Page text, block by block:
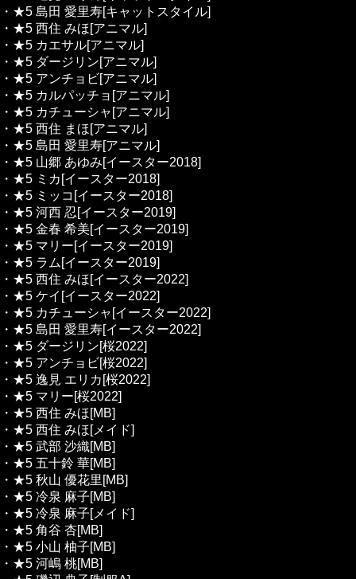
・★5 島田 愛里寿[キャットスタイル]
・★5 西住 みほ[アニマル]
・★5 カエサル[アニマル]
・★5 ダージリン[アニマル]
・★5 アンチョビ[アニマル]
・★5 カルパッチョ[アニマル]
・★5 カチューシャ[アニマル]
・★5 西住 まほ[アニマル]
・★5 島田 愛里寿[アニマル]
・★5 山郷 あゆみ[イースター2018]
・★5 ミカ[イースター2018]
・★5 ミッコ[イースター2018]
・★5 河西 忍[イースター2019]
・★5 金春 希美[イースター2019]
・★5 マリー[イースター2019]
・★5 ラム[イースター2019]
・★5 西住 みほ[イースター2022]
・★5 ケイ[イースター2022]
・★5 カチューシャ[イースター2022]
・★5 島田 愛里寿[イースター2022]
・★5 ダージリン[桜2022]
・★5 アンチョビ[桜2022]
・★5 逸見 エリカ[桜2022]
・★5 マリー[桜2022]
・★5 西住 みほ[MB]
・★5 西住 みほ[メイド]
・★5 武部 沙織[MB]
・★5 五十鈴 華[MB]
・★5 秋山 優花里[MB]
・★5 冷泉 麻子[MB]
・★5 冷泉 麻子[メイド]
・★5 角谷 杏[MB]
・★5 小山 柚子[MB]
・★5 河嶋 桃[MB]